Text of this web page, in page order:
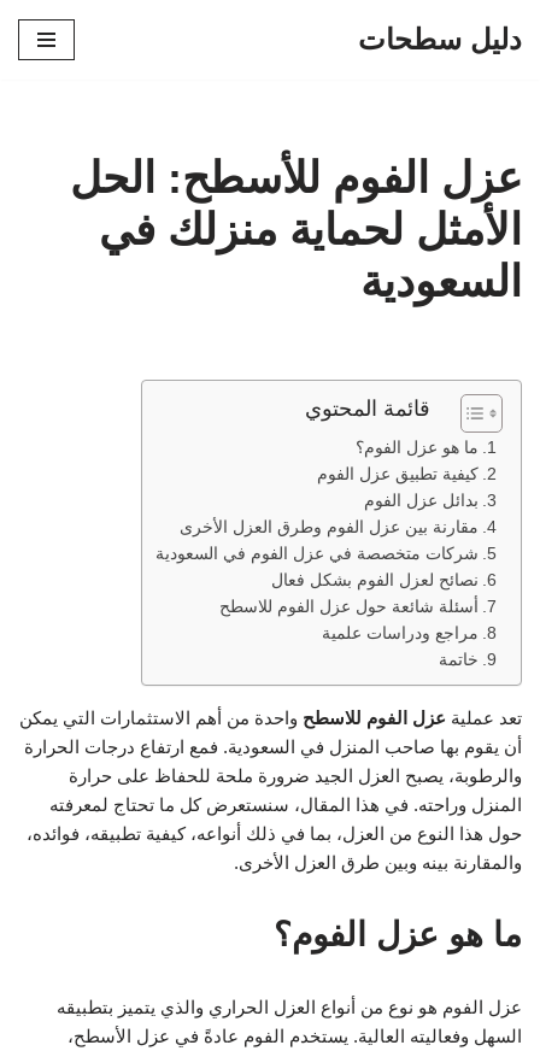
دليل سطحات
عزل الفوم للأسطح: الحل
الأمثل لحماية منزلك في
السعودية
قائمة المحتوي
ما هو عزل الفوم؟
كيفية تطبيق عزل الفوم
بدائل عزل الفوم
مقارنة بين عزل الفوم وطرق العزل الأخرى
شركات متخصصة في عزل الفوم في السعودية
نصائح لعزل الفوم بشكل فعال
أسئلة شائعة حول عزل الفوم للاسطح
مراجع ودراسات علمية
خاتمة
تعد عملية عزل الفوم للاسطح واحدة من أهم الاستثمارات التي يمكن
أن يقوم بها صاحب المنزل في السعودية. فمع ارتفاع درجات الحرارة
والرطوبة، يصبح العزل الجيد ضرورة ملحة للحفاظ على حرارة
المنزل وراحته. في هذا المقال، سنستعرض كل ما تحتاج لمعرفته
حول هذا النوع من العزل، بما في ذلك أنواعه، كيفية تطبيقه، فوائده،
والمقارنة بينه وبين طرق العزل الأخرى.
ما هو عزل الفوم؟
عزل الفوم هو نوع من أنواع العزل الحراري والذي يتميز بتطبيقه
السهل وفعاليته العالية. يستخدم الفوم عادةً في عزل الأسطح،